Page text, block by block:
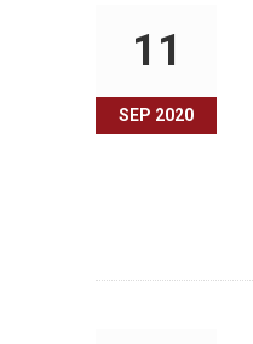
11
SEP 2020